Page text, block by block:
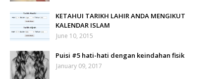
KETAHUI TARIKH LAHIR ANDA MENGIKUT
KALENDAR ISLAM
June 10, 2015
Puisi #5 hati-hati dengan keindahan fisik
January 09, 2017